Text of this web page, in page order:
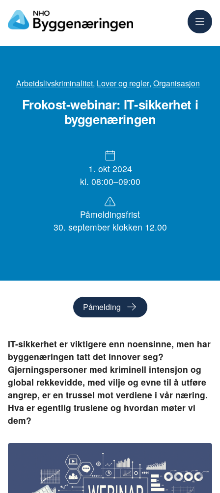
Meny
Arbeidslivskriminalitet, Lover og regler, Organisasjon
Frokost-webinar: IT-sikkerhet i
byggenæringen
1. okt 2024
kl. 08:00–09:00
Påmeldingsfrist
30. september klokken 12.00
Påmelding
IT-sikkerhet er viktigere enn noensinne, men har
byggenæringen tatt det innover seg?
Gjerningspersoner med kriminell intensjon og
global rekkevidde, med vilje og evne til å utføre
angrep, er en trussel mot verdiene i vår næring.
Hva er egentlig truslene og hvordan møter vi
dem?